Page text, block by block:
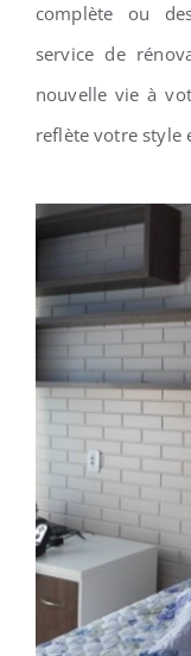
complète ou
service de
nouvelle vie à
reflète votre style